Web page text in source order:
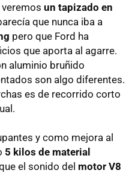
un tapizado en
que nunca iba a
pero que Ford ha
que aporta al agarre.
aluminio bruñido
son algo diferentes.
es de recorrido corto
y como mejora al
5 kilos de material
el sonido del motor V8